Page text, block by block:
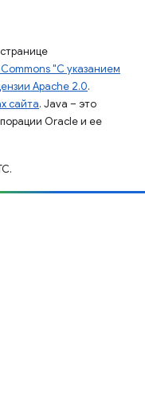
"С указанием
Apache 2.0.
сайта. Java – это
Oracle и ее